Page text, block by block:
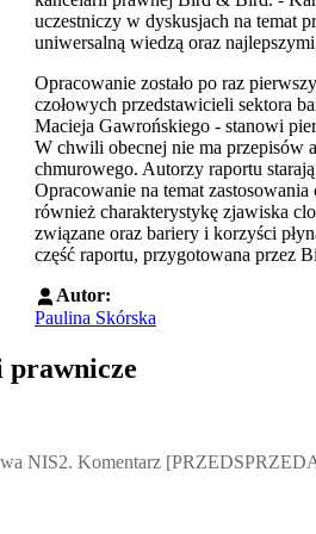
uczestniczy w dyskusjach na temat
uniwersalną wiedzą oraz
Opracowanie zostało po raz
czołowych przedstawicieli sektora
Macieja Gawrońskiego - stanowi
W chwili obecnej nie ma przepisów
chmurowego. Autorzy raportu
Opracowanie na temat
również charakterystykę zjawiska
związane oraz bariery i korzyści
część raportu, przygotowana przez
Autor:
Paulina Skórska
prawnicze
NIS2. Komentarz